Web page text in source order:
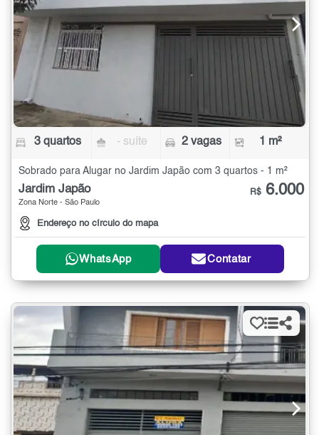
3 quartos - suíte 2 vagas 1 m²
Sobrado para Alugar no Jardim Japão com 3 quartos - 1 m²
Jardim Japão
Zona Norte - São Paulo
Endereço no círculo do mapa
R$ 6.000
WhatsApp Contatar